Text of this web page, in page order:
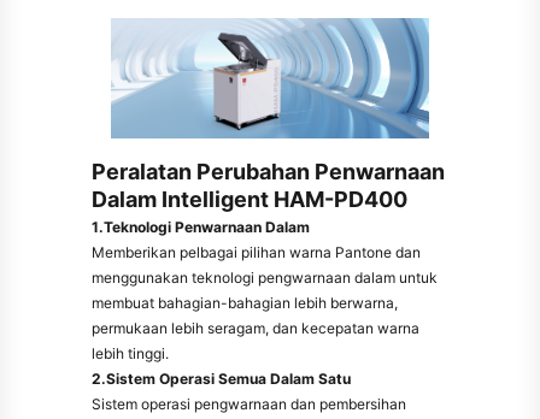
Peralatan Perubahan Penwarnaan
Dalam Intelligent HAM-PD400
1.Teknologi Penwarnaan Dalam
Memberikan pelbagai pilihan warna Pantone dan
menggunakan teknologi pengwarnaan dalam untuk
membuat bahagian-bahagian lebih berwarna,
permukaan lebih seragam, dan kecepatan warna
lebih tinggi.
2.Sistem Operasi Semua Dalam Satu
Sistem operasi pengwarnaan dan pembersihan